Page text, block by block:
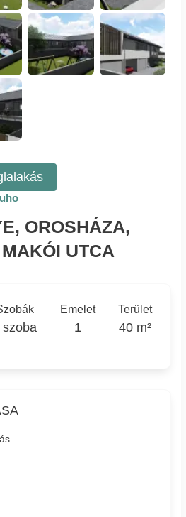
OROSHÁZA,
UTCA
szoba
Emelet
1
Terület
40 m²